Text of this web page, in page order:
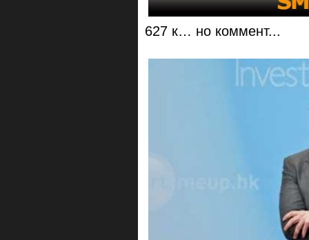
627 к… но коммент...